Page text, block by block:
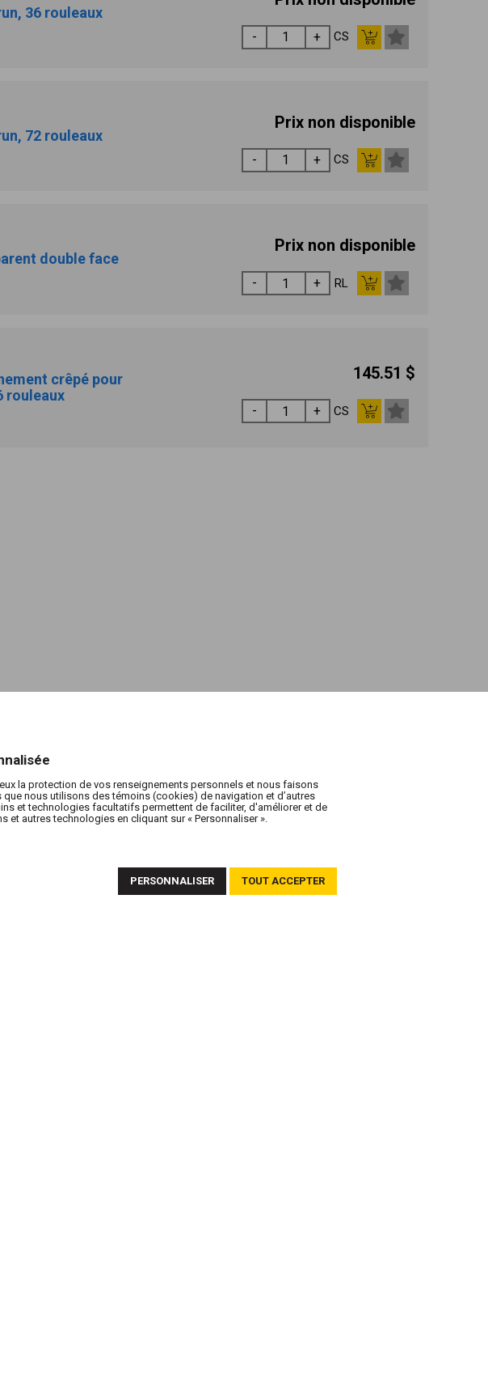
36 rouleaux
CS
72 rouleaux
Prix non disponible
CS
double face
Prix non disponible
RL
crêpé pour
rouleaux
145.51 $
CS
la protection de vos renseignements personnels et nous faisons
nous utilisons des témoins (cookies) de navigation et d’autres
et technologies facultatifs permettent de faciliter, d'améliorer et de
et autres technologies en cliquant sur « Personnaliser ».